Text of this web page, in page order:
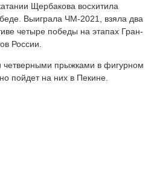
Щербакова восхитила
Выиграла ЧМ-2021, взяла два
четыре победы на этапах Гран-
России.
прыжками в фигурном
пойдет на них в Пекине.